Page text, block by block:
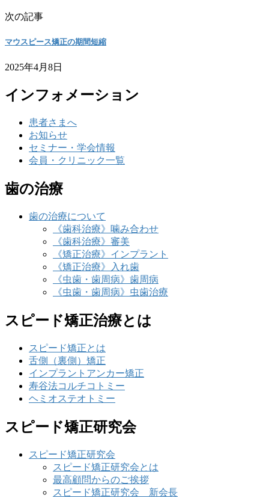
次の記事
マウスピース矯正の期間短縮
2025年4月8日
インフォメーション
患者さまへ
お知らせ
セミナー・学会情報
会員・クリニック一覧
歯の治療
歯の治療について
《歯科治療》噛み合わせ
《歯科治療》審美
《矯正治療》インプラント
《矯正治療》入れ歯
《虫歯・歯周病》歯周病
《虫歯・歯周病》虫歯治療
スピード矯正治療とは
スピード矯正とは
舌側（裏側）矯正
インプラントアンカー矯正
寿谷法コルチコトミー
ヘミオステオトミー
スピード矯正研究会
スピード矯正研究会
スピード矯正研究会とは
最高顧問からのご挨拶
スピード矯正研究会 新会長